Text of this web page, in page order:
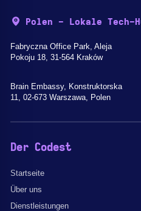
Polen - Lokale Tech-
Fabryczna Office Park, Aleja
Pokoju 18, 31-564 Kraków
Brain Embassy, Konstruktorska
11, 02-673 Warszawa, Polen
Der Codest
Startseite
Über uns
Dienstleistungen